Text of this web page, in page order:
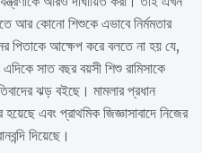
আর কোনো শিশুকে এভাবে নির্মমতার
পিতাকে আক্ষেপ করে বলতে না হয় যে,
সাত বছর বয়সী শিশু রামিসাকে
ঝড় বইছে। মামলার প্রধান
এবং প্রাথমিক জিজ্ঞাসাবাদে নিজের
দিয়েছে।